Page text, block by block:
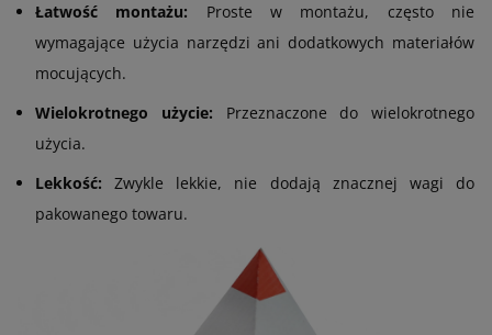
Łatwość montażu: Proste w montażu, często nie
wymagające użycia narzędzi ani dodatkowych materiałów
mocujących.
Wielokrotnego użycie: Przeznaczone do wielokrotnego
użycia.
Lekkość:Zwykle lekkie, nie dodają znacznej wagi do
pakowanego towaru.